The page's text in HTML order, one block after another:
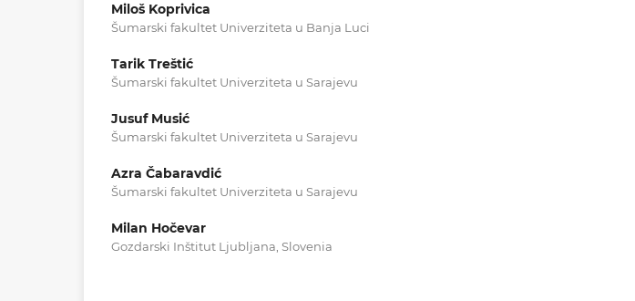
Miloš Koprivica
Šumarski fakultet Univerziteta u Banja Luci
Tarik Treštić
Šumarski fakultet Univerziteta u Sarajevu
Jusuf Musić
Šumarski fakultet Univerziteta u Sarajevu
Azra Čabaravdić
Šumarski fakultet Univerziteta u Sarajevu
Milan Hočevar
Gozdarski Inštitut Ljubljana, Slovenia